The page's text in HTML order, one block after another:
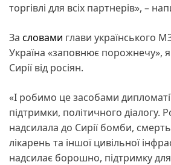
торгівлі для всіх партнерів», –
За словами глави українського
Україна «заповнює порожнечу»,
Сирії від росіян.
«І робимо це засобами
підтримки, політичного діалогу.
надсилала до Сирії бомби,
лікарень та іншої цивільної
надсилає борошно, підтримку